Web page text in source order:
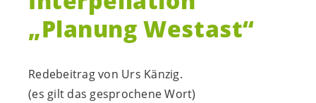
„Planung Westast“
Redebeitrag von Urs Känzig.
(es gilt das gesprochene Wort)